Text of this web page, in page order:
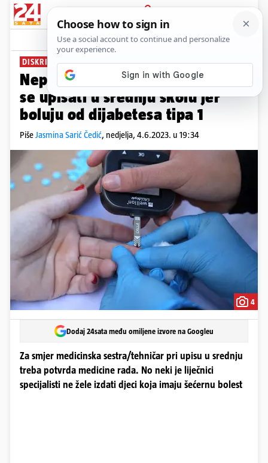
PRIJAVA
News Komentari
DISKRIMINACIJA DJECE
Nepravedna praksa: Ne mogu
se upisati u srednju školu jer
boluju od dijabetesa tipa 1
PišeJasmina Sarić Čedić, nedjelja, 4.6.2023. u 19:34
4
Dodaj 24sata među omiljene izvore na Googleu
Za smjer medicinska sestra/tehničar pri upisu u srednju
treba potvrda medicine rada. No neki je liječnici
specijalisti ne žele izdati djeci koja imaju šećernu bolest